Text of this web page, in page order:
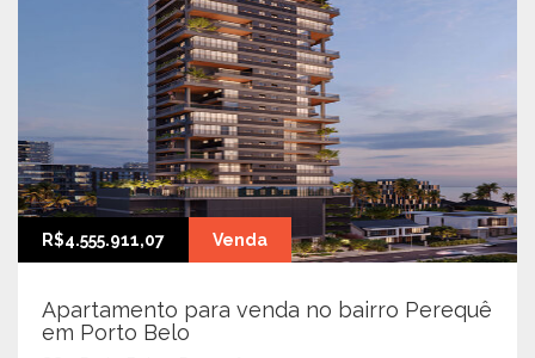
R$4.555.911,07 Venda
Apartamento para venda no bairro Perequê
em Porto Belo